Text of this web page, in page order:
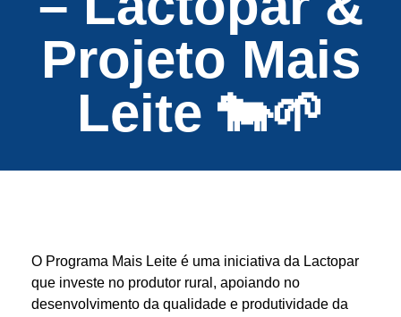
Projeto Mais
Leite 🐄🌱
O Programa Mais Leite é uma iniciativa da Lactopar
que investe no produtor rural, apoiando no
desenvolvimento da qualidade e produtividade da